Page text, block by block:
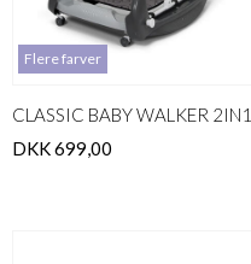
Flere farver
CLASSIC BABY WALKER 2IN1
DKK 699,00